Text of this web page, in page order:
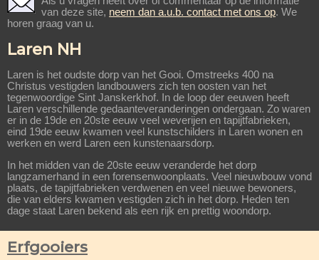
van deze site, neem dan a.u.b. contact met ons op. We
horen graag van u.
Laren NH
Laren is het oudste dorp van het Gooi. Omstreeks 400 na
Christus vestigden landbouwers zich ten oosten van het
tegenwoordige Sint Janskerkhof. In de loop der eeuwen heeft
Laren verschillende gedaanteveranderingen ondergaan. Zo waren
er in de 19de en 20ste eeuw veel weverijen en tapijtfabrieken,
eind 19de eeuw kwamen veel kunstschilders in Laren wonen en
werken en werd Laren een kunstenaarsdorp.
In het midden van de 20ste eeuw veranderde het dorp
langzamerhand in een forensenwoonplaats. Veel nieuwbouw vond
plaats, de tapijtfabrieken verdwenen en veel nieuwe bewoners,
die van elders kwamen vestigden zich in het dorp. Heden ten
dage staat Laren bekend als een rijk en prettig woondorp.
Erfgooiers